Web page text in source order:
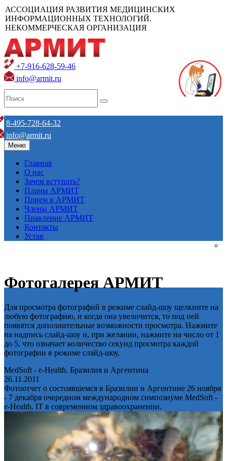
АССОЦИАЦИЯ РАЗВИТИЯ МЕДИЦИНСКИХ
ИНФОРМАЦИОННЫХ ТЕХНОЛОГИЙ.
НЕКОММЕРЧЕСКАЯ ОРГАНИЗАЦИЯ
+7-916-628-59-46
info@armit.ru
8-495-728-64-32
info@armit.ru
Меню
Главная
О нас
Зачем вступать?
Планы АРМИТ
Прием в АРМИТ
Члены АРМИТ
Правление АРМИТ
Контакты
Устав
Фотогалерея АРМИТ
Для просмотра фотографий в режиме слайд-шоу щелкните на
любую фотографию, и когда она увеличится, то под ней
появятся дополнительные возможности просмотра. Нажмите
на надпись слайд-шоу и, при желании, нажмите на число от 1
до 5, что означает количество секунд просмотра каждой
фотографии в режиме слайд-шоу.
MedSoft - e-Health. Бразилия и Аргентина
26.11.2011
Фотоотчет о состоявшемся в Бразилии и Аргентине 26 ноября
- 7 декабря очередном международном симпозиуме MedSoft -
e-Health. IT в современном здравоохранении.